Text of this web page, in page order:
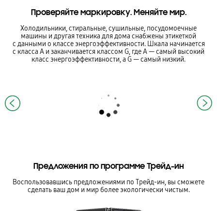
Проверяйте маркировку. Меняйте мир.
Холодильники, стиральные, сушильные, посудомоечные
машины и другая техника для дома снабжены этикеткой
с данными о классе энергоэффективности. Шкала начинается
с класса А и заканчивается классом G, где А — самый высокий
класс энергоэффективности, а G — самый низкий.
Предложения по программе Трейд-ин
Воспользовавшись предложениями по Трейд-ин, вы сможете
сделать ваш дом и мир более экологически чистым.